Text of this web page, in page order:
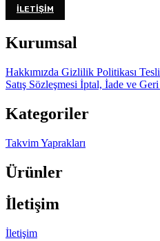
İLETIŞIM
Kurumsal
Hakkımızda Gizlilik Politikası
Satış Sözleşmesi İptal, İade ve
Kategoriler
Takvim Yaprakları
Ürünler
İletişim
İletişim